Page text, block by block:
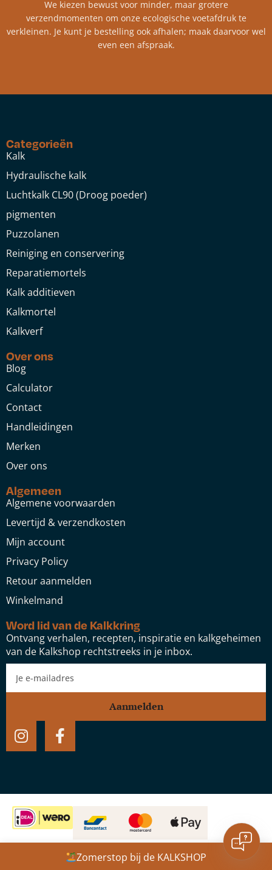
We kiezen bewust voor minder, maar grotere
verzendmomenten om onze ecologische voetafdruk te
verkleinen. Je kunt je bestelling ook afhalen; maak daarvoor wel
even een afspraak.
Categorieën
Kalk
Hydraulische kalk
Luchtkalk CL90 (Droog poeder)
pigmenten
Puzzolanen
Reiniging en conservering
Reparatiemortels
Kalk additieven
Kalkmortel
Kalkverf
Over ons
Blog
Calculator
Contact
Handleidingen
Merken
Over ons
Algemeen
Algemene voorwaarden
Levertijd & verzendkosten
Mijn account
Privacy Policy
Retour aanmelden
Winkelmand
Word lid van de Kalkkring
Ontvang verhalen, recepten, inspiratie en kalkgeheimen
van de Kalkshop rechtstreeks in je inbox.
Aanmelden
Website door:Studio Speel
Zomerstop bij de KALKSHOP